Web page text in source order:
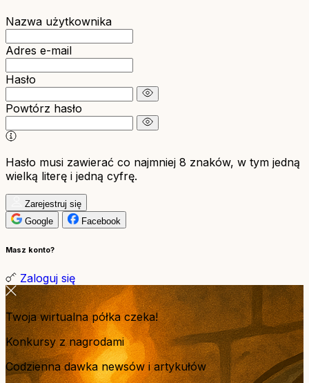
Nazwa użytkownika
Adres e-mail
Hasło
Powtórz hasło
Hasło musi zawierać co najmniej 8 znaków, w tym jedną
wielką literę i jedną cyfrę.
Zarejestruj się
Google
Facebook
Masz konto?
Zaloguj się
Twoja wirtualna półka czeka!
Konkursy z nagrodami
Codzienna dawka newsów i artykułów